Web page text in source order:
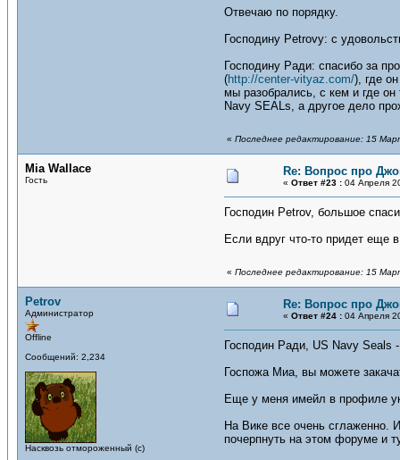
Отвечаю по порядку.
Господину Petrovу: с
Господину Ради: спасибо за
(http://center-vityaz.com/), где
мы разобрались, с кем и где он
Navy SEALs, а другое дело
« Последнее редактирование: 15
Mia Wallace
Гость
Re: Вопрос про
« Ответ #23 : 04 Апреля
Господин Petrov, большое
Если вдруг что-то придет еще
« Последнее редактирование: 15
Petrov
Администратор
Offline
Сообщений: 2,234
Насквозь отмороженный (с)
Re: Вопрос про
« Ответ #24 : 04 Апреля
Господин Ради, US Navy Seals
Госпожа Миа, вы можете
Еще у меня имейл в профиле
На Вике все очень сглаженно.
почерпнуть на этом форуме и